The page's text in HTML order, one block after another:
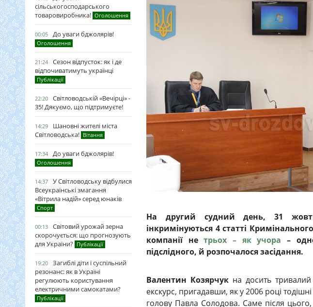
сільськогосподарського
товаровиробника! Оголошення
00:05 До уваги бджолярів!
Оголошення
21:24
Сезон відпусток: як і де
відпочиватимуть українці
Публікації
22:20
Світловодській «Вечірці» -
35! Дякуємо, що підтримуєте!
14:29
Шановні жителі міста
Світловодська! Вітання
17:34 До уваги бджолярів!
Оголошення
14:37
У Світловодську відбулися
Всеукраїнські змагання
«Вітрила надій» серед юнаків
Спорт
00:13
Світовий урожай зерна
скорочується: що прогнозують
для України? Публікації
19:20
Загиблі діти і суспільний
резонанс: як в Україні
регулюють користування
електричними самокатами?
Публікації
На другий судний день, 31
інкримінуються 4 статті
компанії нетрьох – як учора –
підслідного, й розпочалося засідання.
Валентин Козярчук на досить
екскурс, пригадавши, як у 2006 році
голову Павла Солодова. Саме після